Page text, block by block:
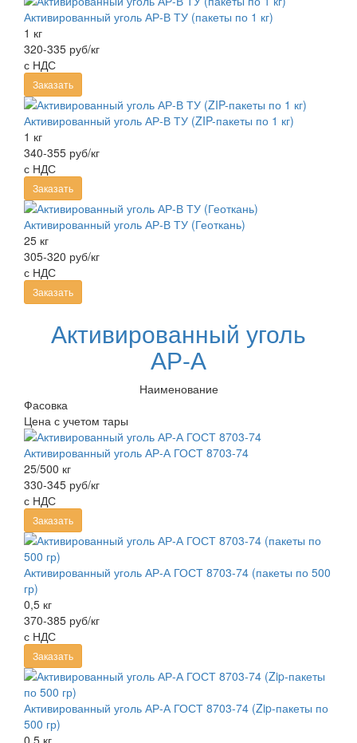
Активированный уголь АР-В ТУ (пакеты по 1 кг)
1 кг
320-335 руб/кг
с НДС
Заказать
Активированный уголь АР-В ТУ (ZIP-пакеты по 1 кг)
1 кг
340-355 руб/кг
с НДС
Заказать
Активированный уголь АР-В ТУ (Геоткань)
25 кг
305-320 руб/кг
с НДС
Заказать
Активированный уголь
АР-А
Наименование
Фасовка
Цена с учетом тары
Активированный уголь АР-А ГОСТ 8703-74
25/500 кг
330-345 руб/кг
с НДС
Заказать
Активированный уголь АР-А ГОСТ 8703-74 (пакеты по 500
гр)
0,5 кг
370-385 руб/кг
с НДС
Заказать
Активированный уголь АР-А ГОСТ 8703-74 (Zip-пакеты по
500 гр)